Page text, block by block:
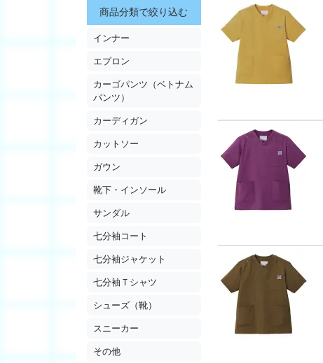
商品分類で絞り込む
インナー
エプロン
カーゴパンツ（ベトナム
パンツ）
カーディガン
カットソー
ガウン
靴下・インソール
サンダル
七分袖コート
七分袖ジャケット
七分袖Ｔシャツ
シューズ（靴）
スニーカー
その他